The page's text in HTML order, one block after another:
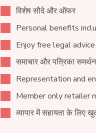
विशेष सौदे और ऑफर
Personal benefits
Enjoy free legal
समाचार और पत्रिका समर्थन
Representation and
Member only retailer
व्यापार में सहायता के लिए